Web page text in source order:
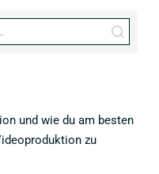
und wie du am besten
zu